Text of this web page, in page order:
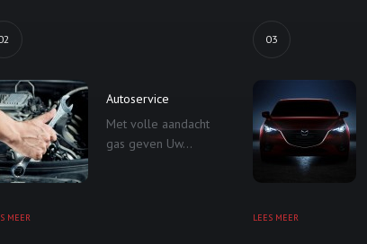
Autoservice
Met volle aandacht
gas geven Uw...
MEER
03
LEES MEER